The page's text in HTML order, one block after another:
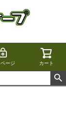
ージ カート